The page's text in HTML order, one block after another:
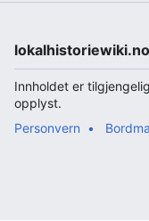
lokalhistoriewiki.no
Innholdet er
opplyst.
Personvern